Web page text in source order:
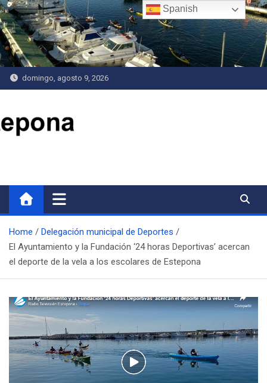
Saltar
al
contenido
domingo, agosto 9, 2026
Home
Delegación municipal de Deportes
El Ayuntamiento y la Fundación ‘24 horas Deportivas’ acercan
el deporte de la vela a los escolares de Estepona
Spanish